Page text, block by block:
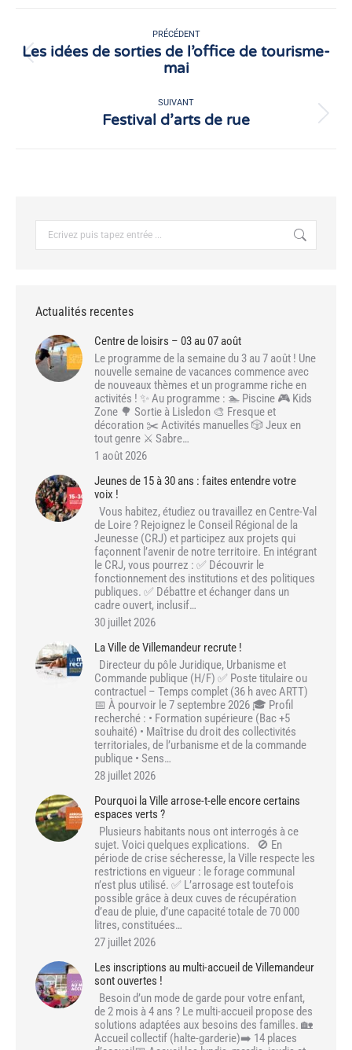
article
PRÉCÉDENT
Article
précédent
Les idées de sorties de l’office de tourisme-
mai
SUIVANT
Article
Festival d’arts de rue
Actualités recentes
Centre de loisirs – 03 au 07 août
Le programme de la semaine du 3 au 7 août ! Une
nouvelle semaine de vacances commence avec
de nouveaux thèmes et un programme riche en
activités ! ✨ Au programme : 🏊 Piscine 🎮 Kids
Zone 🌳 Sortie à Lisledon 🎨 Fresque et
décoration ✂️ Activités manuelles 🎲 Jeux en
tout genre ⚔️ Sabre…
1 août 2026
Jeunes de 15 à 30 ans : faites entendre votre
voix !
Vous habitez, étudiez ou travaillez en Centre-Val
de Loire ? Rejoignez le Conseil Régional de la
Jeunesse (CRJ) et participez aux projets qui
façonnent l’avenir de notre territoire. En intégrant
le CRJ, vous pourrez : ✅ Découvrir le
fonctionnement des institutions et des politiques
publiques. ✅ Débattre et échanger dans un
cadre ouvert, inclusif…
30 juillet 2026
La Ville de Villemandeur recrute !
Directeur du pôle Juridique, Urbanisme et
Commande publique (H/F) ✅ Poste titulaire ou
contractuel – Temps complet (36 h avec ARTT)
📅 À pourvoir le 7 septembre 2026 🎓 Profil
recherché : • Formation supérieure (Bac +5
souhaité) • Maîtrise du droit des collectivités
territoriales, de l’urbanisme et de la commande
publique • Sens…
28 juillet 2026
Pourquoi la Ville arrose-t-elle encore certains
espaces verts ?
Plusieurs habitants nous ont interrogés à ce
sujet. Voici quelques explications. 🚫 En
période de crise sécheresse, la Ville respecte les
restrictions en vigueur : le forage communal
n’est plus utilisé. ✅ L’arrosage est toutefois
possible grâce à deux cuves de récupération
d’eau de pluie, d’une capacité totale de 70 000
litres, constituées…
27 juillet 2026
Les inscriptions au multi-accueil de Villemandeur
sont ouvertes !
Besoin d’un mode de garde pour votre enfant,
de 2 mois à 4 ans ? Le multi-accueil propose des
solutions adaptées aux besoins des familles. 🏡
Accueil collectif (halte-garderie)➡️ 14 places